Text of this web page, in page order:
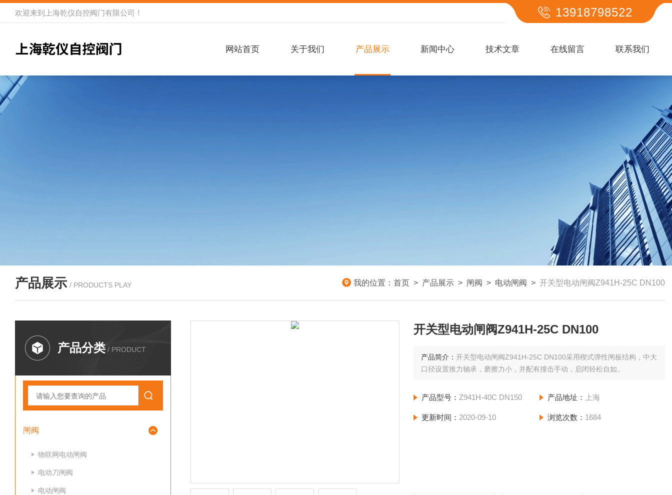
欢迎来到 上海乾仪自控阀门有限公司 ！ 13918798522
网站首页 关于我们 产品展示 新闻中心 技术文章 在线留言 联系我们
产品展示 / PRODUCTS PLAY 我的位置： 首页 > 产品展示 > 闸阀 > 电动闸阀 > 开关型电动闸阀Z941H-25C DN100
产品分类 / PRODUCT
闸阀
物联网电动闸阀
电动刀闸阀
电动闸阀
开关型电动闸阀Z941H-25C DN100
产品简介：开关型电动闸阀Z941H-25C DN100采用楔式弹性闸板结构，中大
口径设置推力轴承，磨擦力小，并配有撞击手动，启闭轻松自如。
产品型号： Z941H-40C DN150 产品地址： 上海
更新时间： 2020-09-10 浏览次数： 1684